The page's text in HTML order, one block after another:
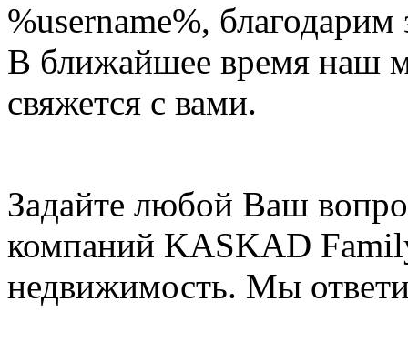
%username%, благодарим
В ближайшее время наш
свяжется с вами.
Задайте любой Ваш
компаний KASKAD
недвижимость. Мы